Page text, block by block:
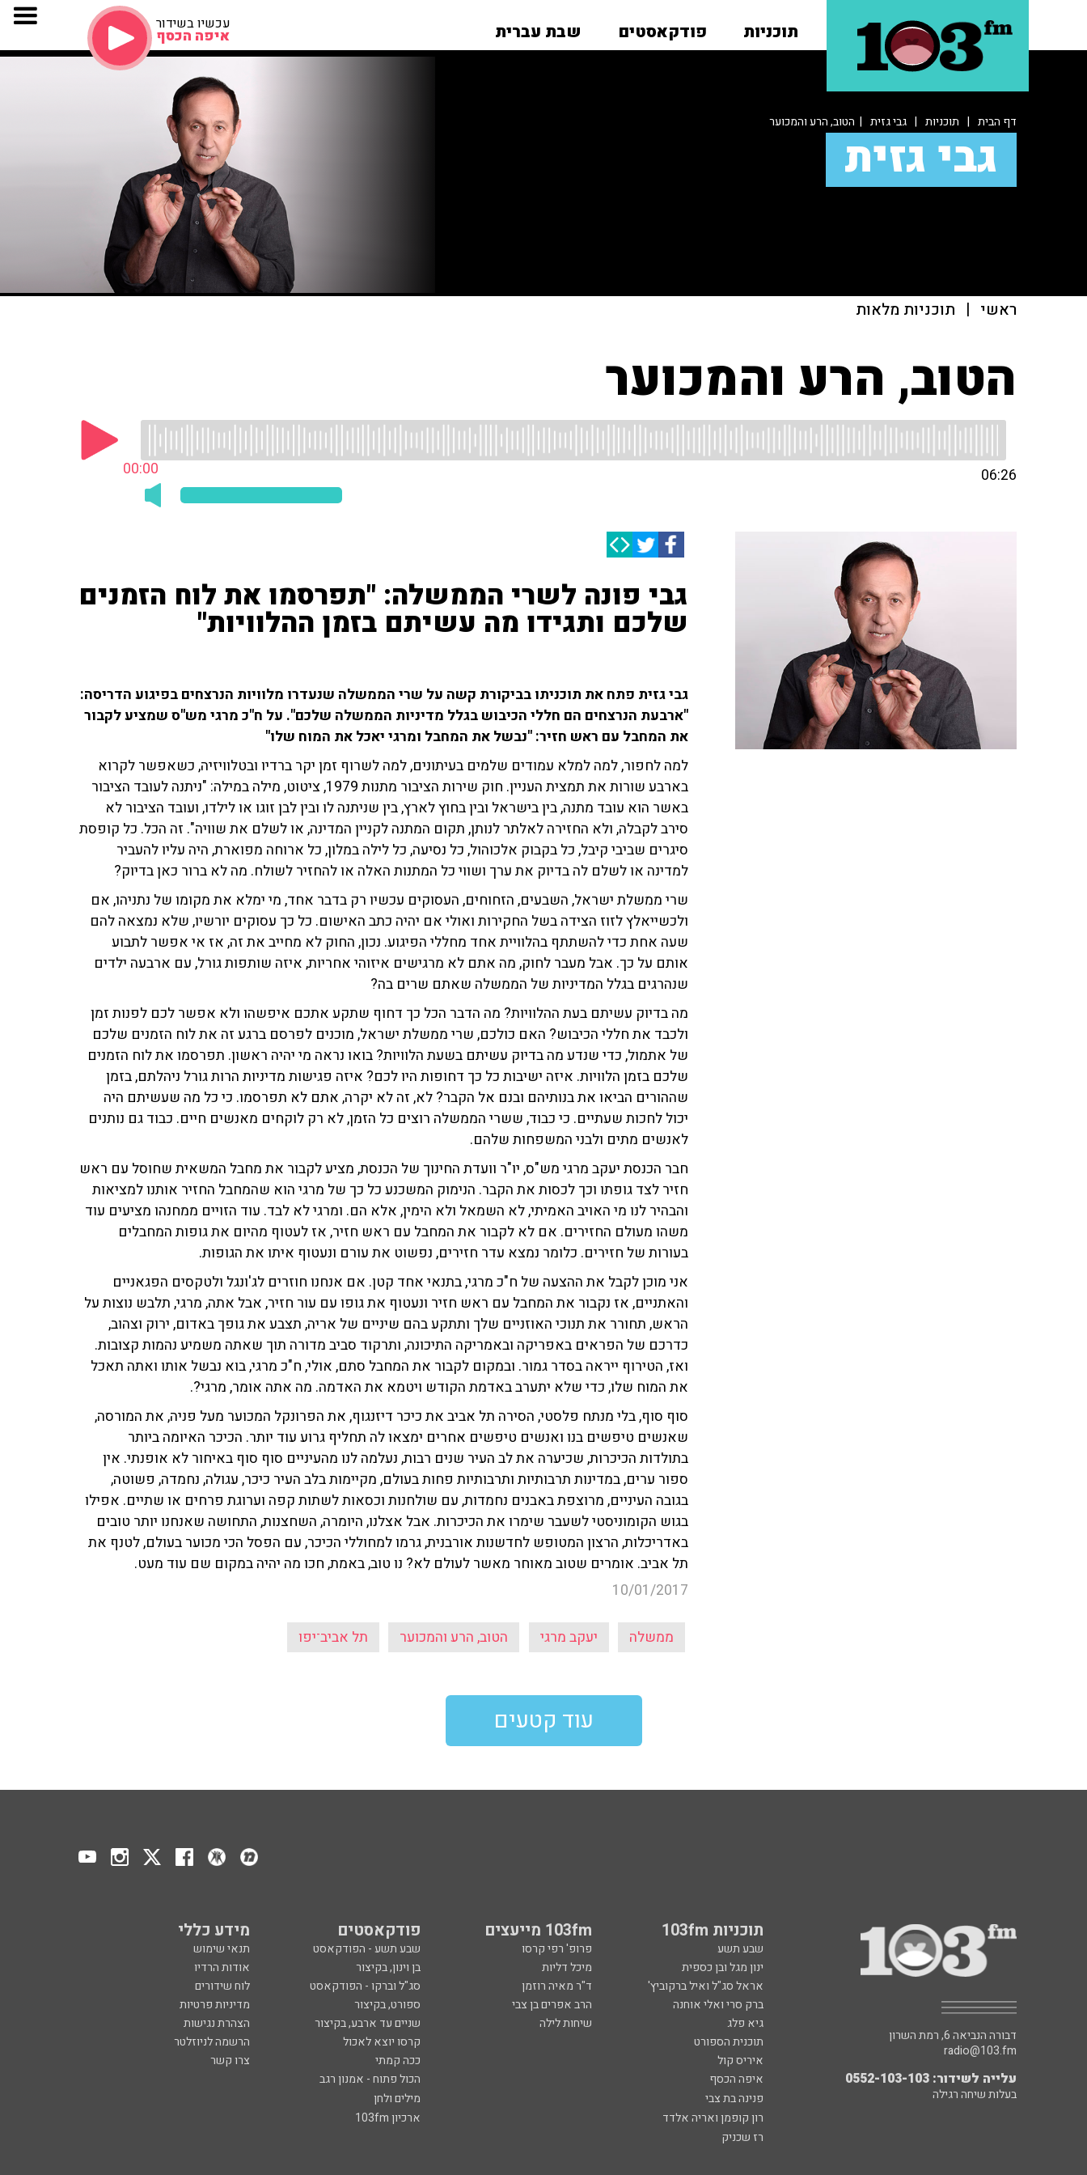
תוכניות פודקאסטים שבת עברית עכשיו בשידור
איפה הכסף
דף הבית | תוכניות | גבי גזית | הטוב, הרע והמכוער
גבי גזית
ראשי | תוכניות מלאות
הטוב, הרע והמכוער
00:00 06:26
גבי פונה לשרי הממשלה: "תפרסמו את לוח הזמנים
שלכם ותגידו מה עשיתם בזמן ההלוויות"
גבי גזית פתח את תוכניתו בביקורת קשה על שרי הממשלה שנעדרו מלוויות הנרצחים בפיגוע הדריסה:
"ארבעת הנרצחים הם חללי הכיבוש בגלל מדיניות הממשלה שלכם". על ח"כ מרגי מש"ס שמציע לקבור
את המחבל עם ראש חזיר: "נבשל את המחבל ומרגי יאכל את המוח שלו"
למה לחפור, למה למלא עמודים שלמים בעיתונים, למה לשרוף זמן יקר ברדיו ובטלוויזיה, כשאפשר לקרוא
בארבע שורות את תמצית העניין. חוק שירות הציבור מתנות 1979, ציטוט, מילה במילה: "ניתנה לעובד הציבור
באשר הוא עובד מתנה, בין בישראל ובין בחוץ לארץ, בין שניתנה לו ובין לבן זוגו או לילדו, ועובד הציבור לא
סירב לקבלה, ולא החזירה לאלתר לנותן, תקום המתנה לקניין המדינה, או לשלם את שוויה". זה הכל. כל קופסת
סיגרים שביבי קיבל, כל בקבוק אלכוהול, כל נסיעה, כל לילה במלון, כל ארוחה מפוארת, היה עליו להעביר
למדינה או לשלם לה בדיוק את ערך ושווי כל המתנות האלה או להחזיר לשולח. מה לא ברור כאן בדיוק?
שרי ממשלת ישראל, השבעים, הזחוחים, העסוקים עכשיו רק בדבר אחד, מי ימלא את מקומו של נתניהו, אם
ולכשייאלץ לזוז הצידה בשל החקירות ואולי אם יהיה כתב האישום. כל כך עסוקים יורשיו, שלא נמצאה להם
שעה אחת כדי להשתתף בהלוויית אחד מחללי הפיגוע. נכון, החוק לא מחייב את זה, אז אי אפשר לתבוע
אותם על כך. אבל מעבר לחוק, מה אתם לא מרגישים איזוהי אחריות, איזה שותפות גורל, עם ארבעה ילדים
שנהרגים בגלל המדיניות של הממשלה שאתם שרים בה?
מה בדיוק עשיתם בעת ההלוויות? מה הדבר הכל כך דחוף שתקע אתכם איפשהו ולא אפשר לכם לפנות זמן
ולכבד את חללי הכיבוש? האם כולכם, שרי ממשלת ישראל, מוכנים לפרסם ברגע זה את לוח הזמנים שלכם
של אתמול, כדי שנדע מה בדיוק עשיתם בשעת הלוויות? בואו נראה מי יהיה ראשון. תפרסמו את לוח הזמנים
שלכם בזמן הלוויות. איזה ישיבות כל כך דחופות היו לכם? איזה פגישות מדיניות הרות גורל ניהלתם, בזמן
שההורים הביאו את בנותיהם ובנם אל הקבר? לא, זה לא יקרה, אתם לא תפרסמו. כי כל מה שעשיתם היה
יכול לחכות שעתיים. כי כבוד, ששרי הממשלה רוצים כל הזמן, לא רק לוקחים מאנשים חיים. כבוד גם נותנים
לאנשים מתים ולבני המשפחות שלהם.
חבר הכנסת יעקב מרגי מש"ס, יו"ר וועדת החינוך של הכנסת, מציע לקבור את מחבל המשאית שחוסל עם ראש
חזיר לצד גופתו וכך לכסות את הקבר. הנימוק המשכנע כל כך של מרגי הוא שהמחבל החזיר אותנו למציאות
והבהיר לנו מי האויב האמיתי, לא השמאל ולא הימין, אלא הם. ומרגי לא לבד. עוד הזויים ממחנהו מציעים עוד
משהו מעולם החזירים. אם לא לקבור את המחבל עם ראש חזיר, אז לעטוף מהיום את גופות המחבלים
בעורות של חזירים. כלומר נמצא עדר חזירים, נפשוט את עורם ונעטוף איתו את הגופות.
אני מוכן לקבל את ההצעה של ח"כ מרגי, בתנאי אחד קטן. אם אנחנו חוזרים לג'ונגל ולטקסים הפגאניים
והאתניים, אז נקבור את המחבל עם ראש חזיר ונעטוף את גופו עם עור חזיר, אבל אתה, מרגי, תלבש נוצות על
הראש, תחורר את תנוכי האוזניים שלך ותתקע בהם שיניים של אריה, תצבע את גופך באדום, ירוק וצהוב,
כדרכם של הפראים באפריקה ובאמריקה התיכונה, ותרקוד סביב מדורה תוך שאתה משמיע נהמות קצובות.
ואז, הטירוף ייראה בסדר גמור. ובמקום לקבור את המחבל סתם, אולי, ח"כ מרגי, בוא נבשל אותו ואתה תאכל
את המוח שלו, כדי שלא יתערב באדמת הקודש ויטמא את האדמה. מה אתה אומר, מרגי?.
סוף סוף, בלי מנתח פלסטי, הסירה תל אביב את כיכר דיזנגוף, את הפרונקל המכוער מעל פניה, את המורסה,
שאנשים טיפשים בנו ואנשים טיפשים אחרים ימצאו לה תחליף גרוע עוד יותר. הכיכר האיומה ביותר
בתולדות הכיכרות, שכיערה את לב העיר שנים רבות, נעלמה לנו מהעיניים סוף סוף באיחור לא אופנתי. אין
ספור ערים, במדינות תרבותיות ותרבותיות פחות בעולם, מקיימות בלב העיר כיכר, עגולה, נחמדה, פשוטה,
בגובה העיניים, מרוצפת באבנים נחמדות, עם שולחנות וכסאות לשתות קפה וערוגת פרחים או שתיים. אפילו
בגוש הקומוניסטי לשעבר שימרו את הכיכרות. אבל אצלנו, היומרה, השחצנות, התחושה שאנחנו יותר טובים
באדריכלות, הרצון המטופש לחדשנות אורבנית, גרמו למחוללי הכיכר, עם הפסל הכי מכוער בעולם, לטנף את
תל אביב. אומרים שטוב מאוחר מאשר לעולם לא? נו טוב, באמת, חכו מה יהיה במקום שם עוד מעט.
10/01/2017
ממשלה יעקב מרגי הטוב, הרע והמכוער תל אביב־יפו
עוד קטעים
תוכניות 103fm 103fm מייעצים פודקאסטים מידע כללי
שבע תשע פרופ' רפי קרסו שבע תשע - הפודקאסט
תנאי שימוש
ינון מגל ובן כספית
מיכל דליות בן וינון, בקיצור
אודות הרדיו
אראל סג"ל ואיל ברקוביץ'
ד"ר מאיה רוזמן סג"ל וברקו - הפודקאסט
לוח שידורים
ברק סרי ואלי אוחנה
הרב אפרים בן צבי ספורט, בקיצור
מדיניות פרטיות
גיא פלג
שיחות לילה שניים עד ארבע, בקיצור
הצהרת נגישות
תוכנית הספורט
קרסו יוצא לאכול
הרשמה לניוזלטר
איריס קול
ככה קמתי
צרו קשר
איפה הכסף
הכול פתוח - אמנון רגב
פנינה בת צבי
מילים ולחן
רון קופמן ואריה אלדד
ארכיון 103fm
רז שכניק
דבורה הנביאה 6, רמת השרון
radio@103.fm
עלייה לשידור: 0552-103-103
בעלות שיחה רגילה